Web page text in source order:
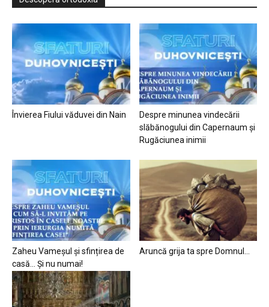
Învierea Fiului văduvei din Nain
Despre minunea vindecării
slăbănogului din Capernaum și
Rugăciunea inimii
Zaheu Vameșul și sfințirea de
casă… Și nu numai!
Aruncă grija ta spre Domnul…